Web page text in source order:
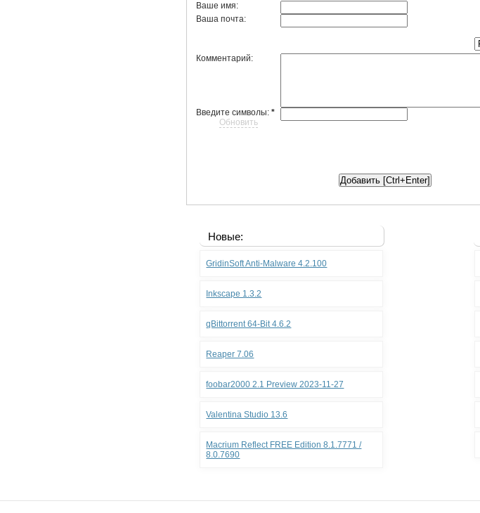
Ваше имя:
Ваша почта:
Комментарий:
Введите символы:*
Обновить
Новые:
GridinSoft Anti-Malware 4.2.100
Inkscape 1.3.2
qBittorrent 64-Bit 4.6.2
Reaper 7.06
foobar2000 2.1 Preview 2023-11-27
Valentina Studio 13.6
Macrium Reflect FREE Edition 8.1.7771 /
8.0.7690